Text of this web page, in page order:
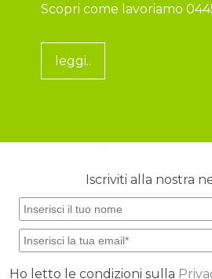
Scopri come lavoriamo
leggi..
Iscriviti alla nostra
Ho letto le condizioni sulla